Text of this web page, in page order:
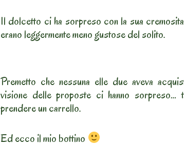
Il dolcetto ci ha sorpreso con la sua
erano leggermente meno gustose del solito.
Premetto che nessuna elle due aveva
visione delle proposte ci hanno sorpreso…
prendere un carrello.
Ed ecco il mio bottino